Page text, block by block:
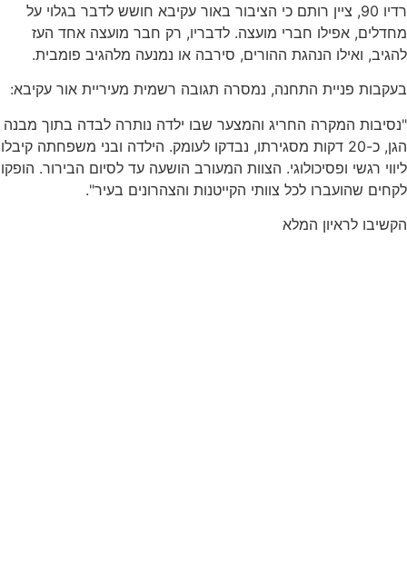
רדיו 90, ציין רותם כי הציבור באור עקיבא חושש לדבר בגלוי על
מחדלים, אפילו חברי מועצה. לדבריו, רק חבר מועצה אחד העז
להגיב, ואילו הנהגת ההורים, סירבה או נמנעה מלהגיב פומבית.
בעקבות פניית התחנה, נמסרה תגובה רשמית מעיריית אור עקיבא:
"נסיבות המקרה החריג והמצער שבו ילדה נותרה לבדה בתוך מבנה
הגן, כ-20 דקות מסגירתו, נבדקו לעומק. הילדה ובני משפחתה קיבלו
ליווי רגשי ופסיכולוגי. הצוות המעורב הושעה עד לסיום הבירור. הופקו
לקחים שהועברו לכל צוותי הקייטנות והצהרונים בעיר".
הקשיבו לראיון המלא